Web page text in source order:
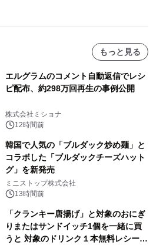
もっと見る
エルグラムのコメント自動返信でレシ
ピ配布、約298万回再生の事例公開
株式会社ミショナ
12時間前
韓国で人気の「ブルダック炒め麺」と
コラボした「ブルダックチーズハット
グ」を新発売
ミニストップ株式会社
13時間前
「クランキー唐揚げ」と対象のおにぎ
りまたはサンドイッチ1個を一緒に買
うと 対象のドリンク１本無料レシート